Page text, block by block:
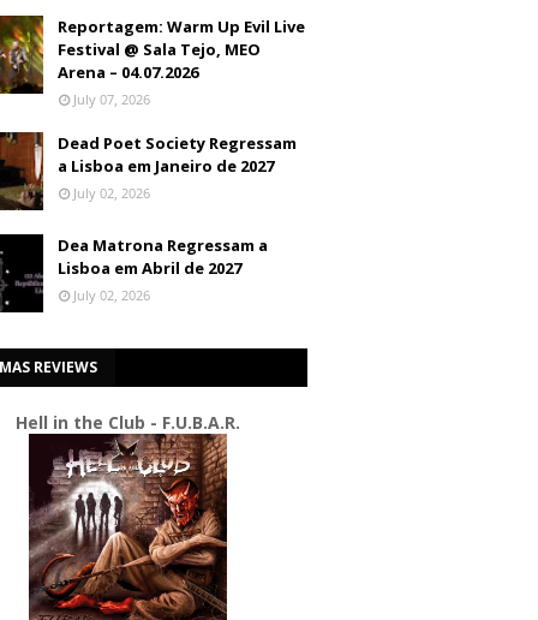
Reportagem: Warm Up Evil Live
Festival @ Sala Tejo, MEO
Arena – 04.07.2026
July 07, 2026
Dead Poet Society Regressam
a Lisboa em Janeiro de 2027
July 02, 2026
Dea Matrona Regressam a
Lisboa em Abril de 2027
July 02, 2026
REVIEWS
Hell in the Club - F.U.B.A.R.